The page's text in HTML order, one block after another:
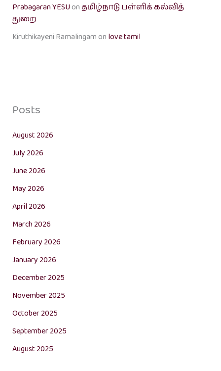
Prabagaran YESUonதமிழ்நாடு பள்ளிக் கல்வித்
துறை
Kiruthikayeni Ramalingamon love tamil
Posts
August 2026
July 2026
June 2026
May 2026
April 2026
March 2026
February 2026
January 2026
December 2025
November 2025
October 2025
September 2025
August 2025